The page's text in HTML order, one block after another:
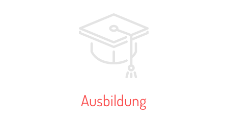
Ausbildung